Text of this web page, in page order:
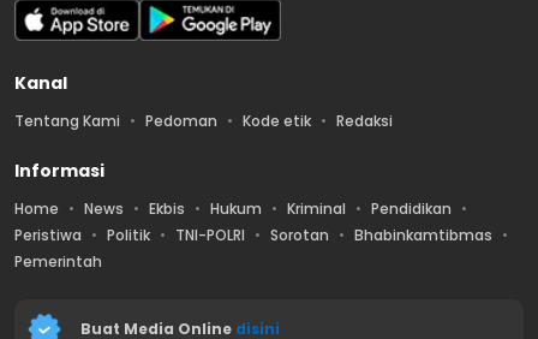
Kanal
Tentang Kami Pedoman Kode etik Redaksi
Informasi
Home News Ekbis Hukum Kriminal
Pendidikan
Peristiwa
Politik TNI-POLRI Sorotan
Bhabinkamtibmas
Pemerintah
Buat Media Online disini